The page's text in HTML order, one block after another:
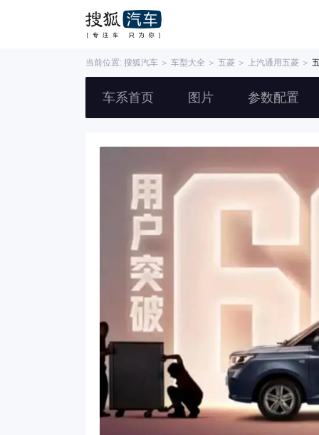
当前位置: 搜狐汽车 ＞ 车型大全 ＞ 五菱 ＞ 上汽通用五菱 ＞
车系首页 图片 参数配置